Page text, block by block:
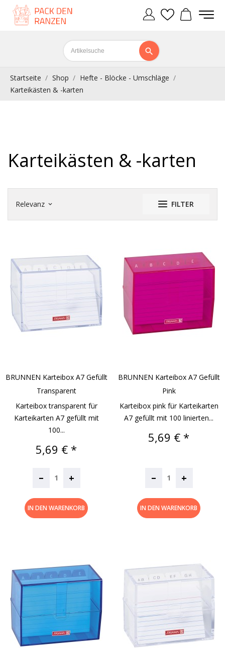
Startseite Shop
Hefte - Blöcke - Umschläge
Karteikästen & -karten
Karteikästen & -karten
Relevanz keyboard_arrow_down FILTER
BRUNNEN Karteibox A7 Gefüllt
Transparent
Karteibox transparent für
Karteikarten A7 gefüllt mit
100...
Preis
5,69 € *
– +
IN DEN WARENKORB
BRUNNEN Karteibox A7 Gefüllt
Pink
Karteibox pink für Karteikarten
A7 gefüllt mit 100 linierten...
Preis
5,69 € *
– +
IN DEN WARENKORB